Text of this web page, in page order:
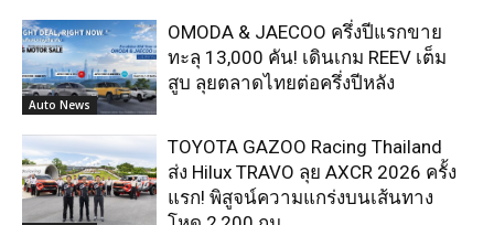
Auto News
OMODA & JAECOO ครึ่งปีแรกขาย
ทะลุ 13,000 คัน! เดินเกม REEV เต็ม
สูบ ลุยตลาดไทยต่อครึ่งปีหลัง
TOYOTA GAZOO Racing Thailand
ส่ง Hilux TRAVO ลุย AXCR 2026 ครั้ง
แรก! พิสูจน์ความแกร่งบนเส้นทาง